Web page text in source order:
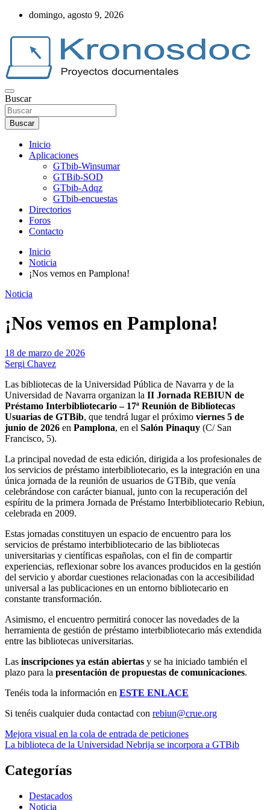
Saltar
contenido
domingo, agosto 9, 2026
Web Kronosdoc
Buscar
Buscar
Inicio
Aplicaciones
GTbib-Winsumar
GTBib-SOD
GTbib-Adqz
GTbib-encuestas
Directorios
Foros
Contacto
Inicio
Noticia
¡Nos vemos en Pamplona!
Noticia
¡Nos vemos en Pamplona!
18 de marzo de 2026
Sergi Chavez
Las bibliotecas de la Universidad Pública de Navarra y de la
Universidad de Navarra organizan la II Jornada REBIUN de
Préstamo Interbibliotecario – 17ª Reunión de Bibliotecas
Usuarias de GTBib, que tendrá lugar el próximo viernes 5 de
junio de 2026 en Pamplona, en el Salón Pinaquy (C/ San
Francisco, 5).
La principal novedad de esta edición, dirigida a los profesionales de
los servicios de préstamo interbibliotecario, es la integración en una
única jornada de la reunión de usuarios de GTBib, que venía
celebrándose con carácter bianual, junto con la recuperación del
espíritu de la primera Jornada de Préstamo Interbibliotecario Rebiun,
celebrada en 2009.
Estas jornadas constituyen un espacio de encuentro para los
servicios de préstamo interbibliotecario de las bibliotecas
universitarias y científicas españolas, con el fin de compartir
experiencias, reflexionar sobre los avances producidos en la gestión
del servicio y abordar cuestiones relacionadas con la accesibilidad
universal a las publicaciones en un entorno bibliotecario en
constante transformación.
Asimismo, el encuentro permitirá conocer las novedades de la
herramienta de gestión de préstamo interbibliotecario más extendida
entre las bibliotecas universitarias.
Las inscripciones ya están abiertas y se ha iniciado también el
plazo para la presentación de propuestas de comunicaciones.
Tenéis toda la información en ESTE ENLACE
Si tenéis cualquier duda contactad con rebiun@crue.org
Navegación
de
entradas
Mejora visual en la cola de entrada de peticiones
La biblioteca de la Universidad Nebrija se incorpora a GTBib
Categorías
Destacados
Noticia